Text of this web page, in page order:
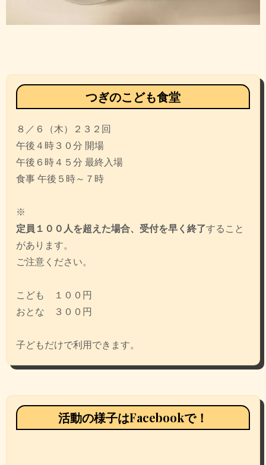
ナ
ビ
ー
シ
ョ
つぎのこども食堂
８／６（木）２３２回
午後４時３０分 開場
午後６時４５分 最終入場
食事 午後５時～７時
※
定員１００人を超えた場合、受付を早く終了すること
があります。
ご注意ください。
こども １００円
おとな ３００円
子どもだけで利用できます。
活動の様子はFacebookで！